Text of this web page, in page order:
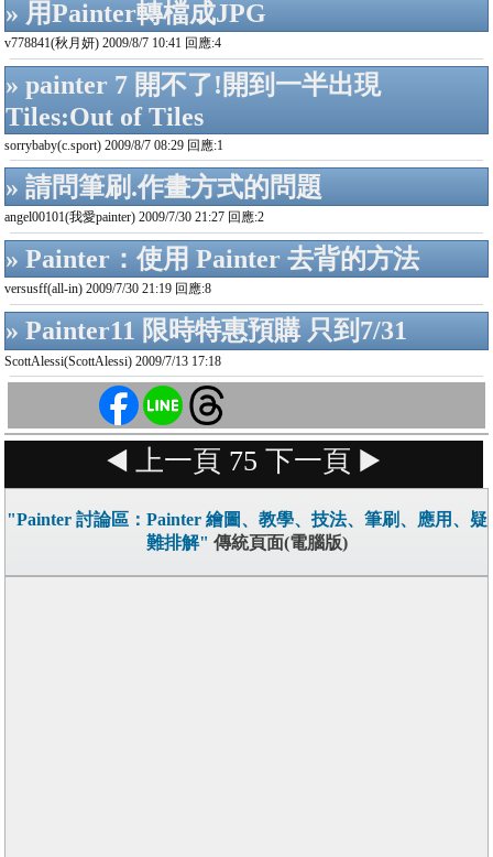
» 用Painter轉檔成JPG
v778841(秋月妍) 2009/8/7 10:41 回應:4
» painter 7 開不了!開到一半出現
Tiles:Out of Tiles
sorrybaby(c.sport) 2009/8/7 08:29 回應:1
» 請問筆刷.作畫方式的問題
angel00101(我愛painter) 2009/7/30 21:27 回應:2
» Painter：使用 Painter 去背的方法
versusff(all-in) 2009/7/30 21:19 回應:8
» Painter11 限時特惠預購 只到7/31
ScottAlessi(ScottAlessi) 2009/7/13 17:18
◀️ 上一頁 75下一頁 ▶️
"Painter 討論區：Painter 繪圖、教學、技法、筆刷、應用、疑
難排解" 傳統頁面(電腦版)